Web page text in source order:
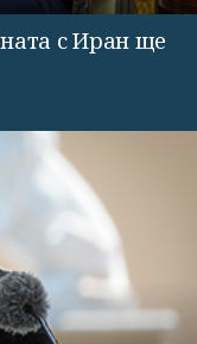
с Иран ще